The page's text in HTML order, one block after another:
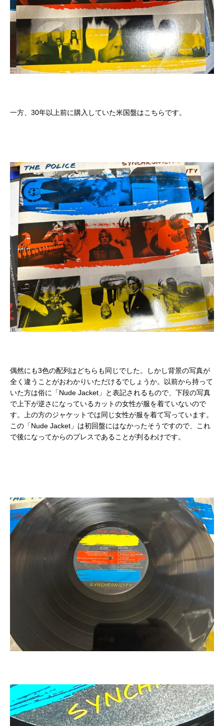
一方、30年以上前に購入していた米国盤はこちらです。
偶然にも3色の配列はどちらも同じでした。しかし背景の写真が
全く違うことがおわかりいただけるでしょうか。以前から持って
いた方は俗に「Nude Jacket」と表記されるもので、下段の写真
で上下が逆さになっているカットの女性が服を着ていないので
す。上の方のジャケットでは同じ女性が服を着て写っています。
この「Nude Jacket」は初回盤にはなかったそうですので、これ
で後になってからのプレスであることが判るわけです。